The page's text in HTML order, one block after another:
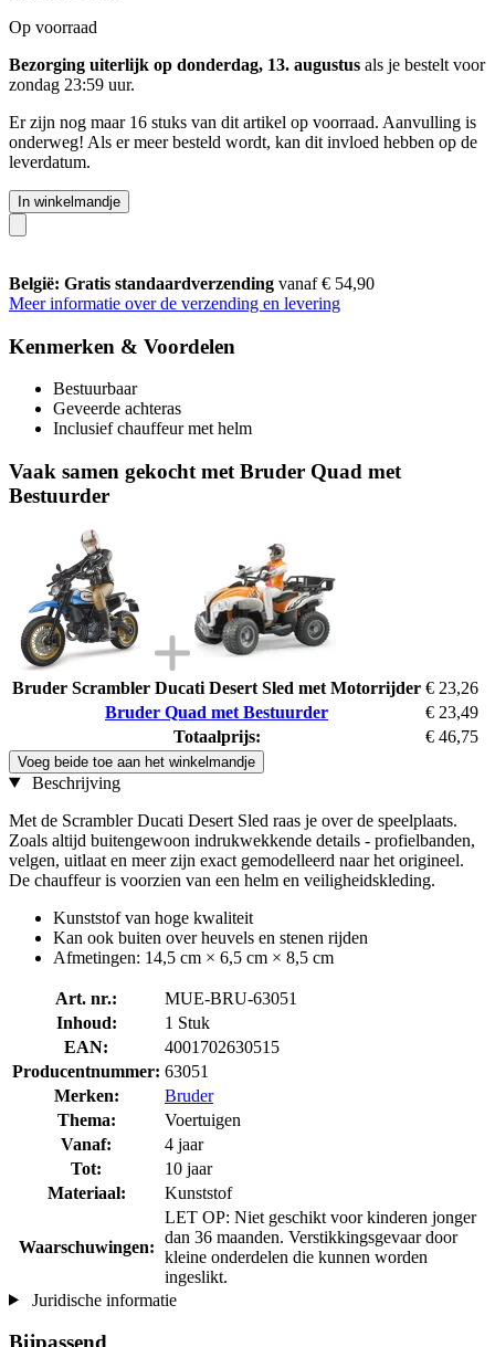
Op voorraad
Bezorging uiterlijk op donderdag, 13. augustus als je bestelt voor
zondag 23:59 uur.
Er zijn nog maar 16 stuks van dit artikel op voorraad. Aanvulling is
onderweg! Als er meer besteld wordt, kan dit invloed hebben op de
leverdatum.
In winkelmandje
België: Gratis standaardverzending vanaf € 54,90
Meer informatie over de verzending en levering
Kenmerken & Voordelen
Bestuurbaar
Geveerde achteras
Inclusief chauffeur met helm
Vaak samen gekocht met Bruder Quad met
Bestuurder
Bruder Scrambler Ducati Desert Sled met Motorrijder € 23,26
Bruder Quad met Bestuurder
€ 23,49
Totaalprijs:
€ 46,75
Voeg beide toe aan het winkelmandje
Beschrijving
Met de Scrambler Ducati Desert Sled raas je over de speelplaats.
Zoals altijd buitengewoon indrukwekkende details - profielbanden,
velgen, uitlaat en meer zijn exact gemodelleerd naar het origineel.
De chauffeur is voorzien van een helm en veiligheidskleding.
Kunststof van hoge kwaliteit
Kan ook buiten over heuvels en stenen rijden
Afmetingen: 14,5 cm × 6,5 cm × 8,5 cm
Art. nr.:
MUE-BRU-63051
Inhoud:
1 Stuk
EAN:
4001702630515
Producentnummer: 63051
Merken:
Bruder
Thema:
Voertuigen
Vanaf:
4 jaar
Tot:
10 jaar
Materiaal:
Kunststof
Waarschuwingen:
LET OP: Niet geschikt voor kinderen jonger
dan 36 maanden. Verstikkingsgevaar door
kleine onderdelen die kunnen worden
ingeslikt.
Juridische informatie